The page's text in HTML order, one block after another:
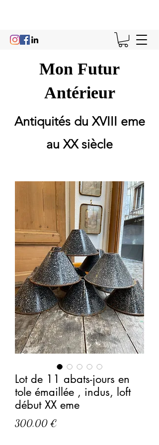
Mon Futur
Antérieur
Antiquités du XVIII eme
au XX siècle
Lot de 11 abats-jours en
tole émaillée , indus, loft
début XX eme
300,00 €